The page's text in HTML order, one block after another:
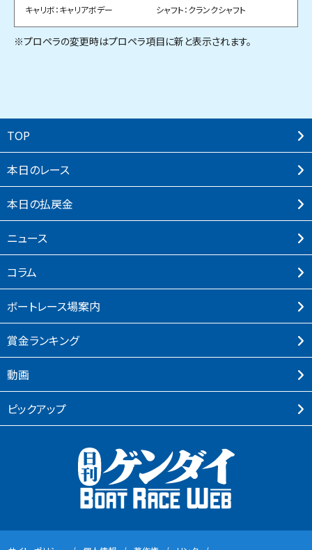
キャリボ：キャリアボデー
シャフト：クランクシャフト
※プロペラの変更時はプロペラ項目に新と表示されます。
TOP
本⽇のレース
本⽇の払戻⾦
ニュース
コラム
ボートレース場案内
賞⾦ランキング
動画
ピックアップ